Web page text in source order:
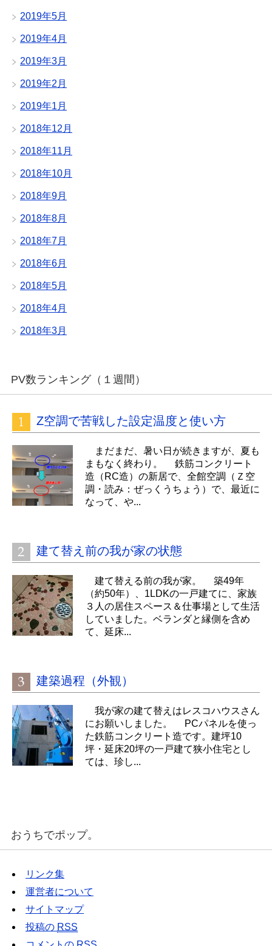
2019年5月
2019年4月
2019年3月
2019年2月
2019年1月
2018年12月
2018年11月
2018年10月
2018年9月
2018年8月
2018年7月
2018年6月
2018年5月
2018年4月
2018年3月
PV数ランキング（１週間）
Z空調で苦戦した設定温度と使い方
まだまだ、暑い日が続きますが、夏も
まもなく終わり。 鉄筋コンクリート
造（RC造）の新居で、全館空調（Ｚ空
調・読み：ぜっくうちょう）で、最近に
なって、や...
建て替え前の我が家の状態
建て替える前の我が家。 築49年
（約50年）、1LDKの一戸建てに、家族
３人の居住スペース＆仕事場として生活
していました。ベランダと縁側を含め
て、延床...
建築過程（外観）
我が家の建て替えはレスコハウスさん
にお願いしました。 PCパネルを使っ
た鉄筋コンクリート造です。建坪10
坪・延床20坪の一戸建て狭小住宅とし
ては、珍し...
おうちでポップ。
リンク集
運営者について
サイトマップ
投稿の RSS